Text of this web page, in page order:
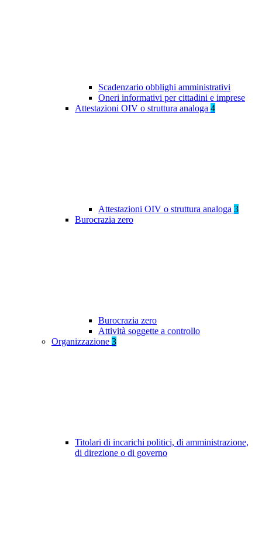
Scadenzario obblighi amministrativi
Oneri informativi per cittadini e imprese
Attestazioni OIV o struttura analoga 4
Attestazioni OIV o struttura analoga 3
Burocrazia zero
Burocrazia zero
Attività soggette a controllo
Organizzazione 3
Titolari di incarichi politici, di amministrazione,
di direzione o di governo